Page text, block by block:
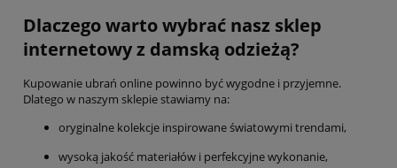
Dlaczego warto wybrać nasz sklep
internetowy z damską odzieżą?
Kupowanie ubrań online powinno być wygodne i przyjemne.
Dlatego w naszym sklepie stawiamy na:
oryginalne kolekcje inspirowane światowymi trendami,
wysoką jakość materiałów i perfekcyjne wykonanie,